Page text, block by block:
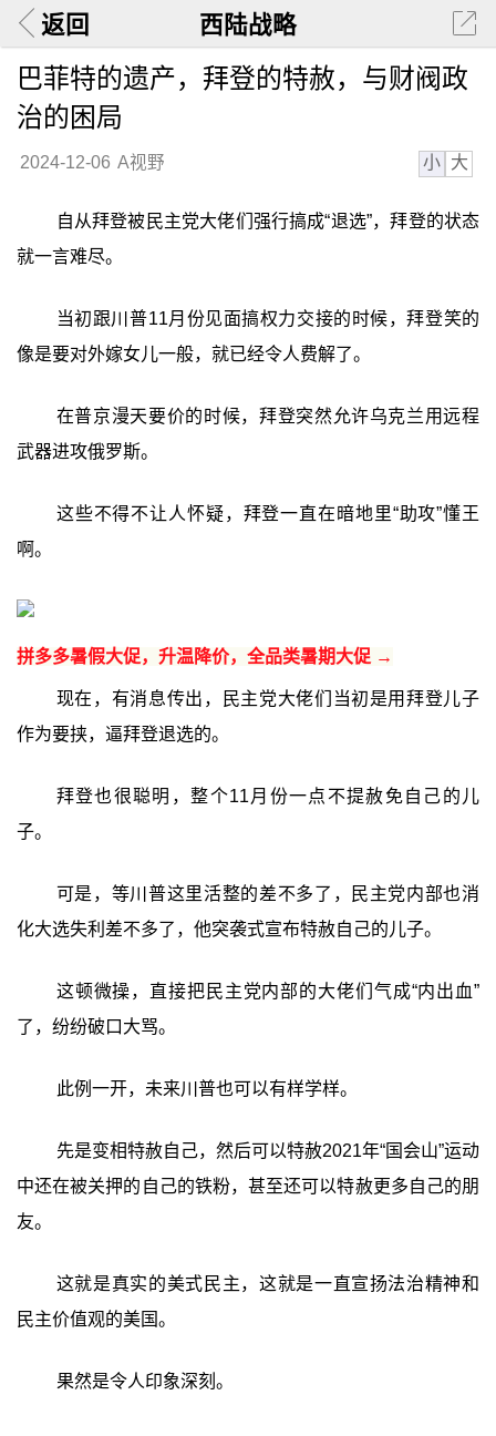
返回 西陆战略
巴菲特的遗产，拜登的特赦，与财阀政
治的困局
2024-12-06 A视野 小 大
自从拜登被民主党大佬们强行搞成“退选”，拜登的状态
就一言难尽。
当初跟川普11月份见面搞权力交接的时候，拜登笑的
像是要对外嫁女儿一般，就已经令人费解了。
在普京漫天要价的时候，拜登突然允许乌克兰用远程
武器进攻俄罗斯。
这些不得不让人怀疑，拜登一直在暗地里“助攻”懂王
啊。
拼多多暑假大促，升温降价，全品类暑期大促 →
现在，有消息传出，民主党大佬们当初是用拜登儿子
作为要挟，逼拜登退选的。
拜登也很聪明，整个11月份一点不提赦免自己的儿
子。
可是，等川普这里活整的差不多了，民主党内部也消
化大选失利差不多了，他突袭式宣布特赦自己的儿子。
这顿微操，直接把民主党内部的大佬们气成“内出血”
了，纷纷破口大骂。
此例一开，未来川普也可以有样学样。
先是变相特赦自己，然后可以特赦2021年“国会山”运动
中还在被关押的自己的铁粉，甚至还可以特赦更多自己的朋
友。
这就是真实的美式民主，这就是一直宣扬法治精神和
民主价值观的美国。
果然是令人印象深刻。